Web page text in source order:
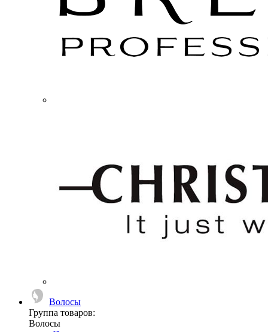
Волосы
Группа товаров:
Волосы